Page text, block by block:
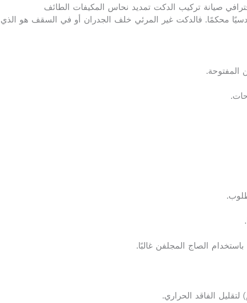
صيانة تركيب الدكت تمديد نحاس المكيفات الطائف
محكمًا. فالدكت غير المرئي خلف الجدران أو في السقف هو
المفتوحة.
الصاج المجلفن غالبًا.
الفاقد الحراري.